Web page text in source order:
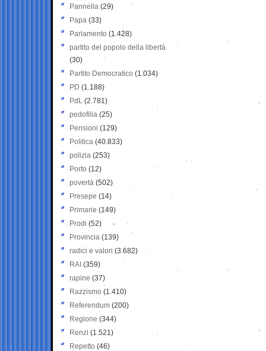
Pannella (29)
Papa (33)
Parlamento (1.428)
partito del popolo della libertà
(30)
Partito Democratico (1.034)
PD (1.188)
PdL (2.781)
pedofilia (25)
Pensioni (129)
Politica (40.833)
polizia (253)
Porto (12)
povertà (502)
Presepe (14)
Primarie (149)
Prodi (52)
Provincia (139)
radici e valori (3.682)
RAI (359)
rapine (37)
Razzismo (1.410)
Referendum (200)
Regione (344)
Renzi (1.521)
Repetto (46)